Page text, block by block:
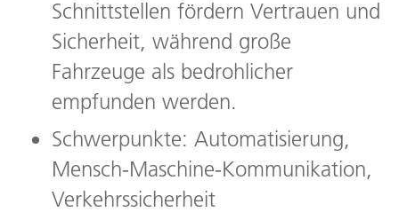
Schnittstellen fördern Vertrauen und
Sicherheit, während große
Fahrzeuge als bedrohlicher
empfunden werden.
Schwerpunkte: Automatisierung,
Mensch-Maschine-Kommunikation,
Verkehrssicherheit